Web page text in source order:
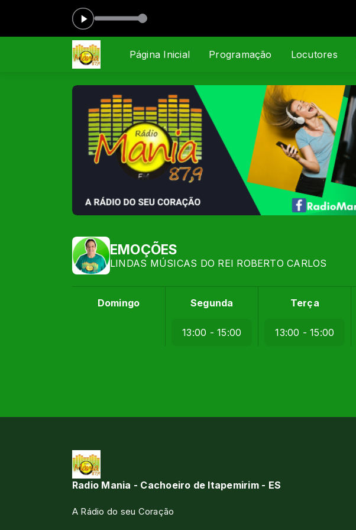
SCHERRER das 08:00 às 10:00
Página Inicial Programação Locutores
EMOÇÕES
LINDAS MÚSICAS DO REI ROBERTO CARLOS
Domingo Segunda
13:00 - 15:00
Terça
13:00 - 15:00
Radio Mania - Cachoeiro de Itapemirim - ES
A Rádio do seu Coração